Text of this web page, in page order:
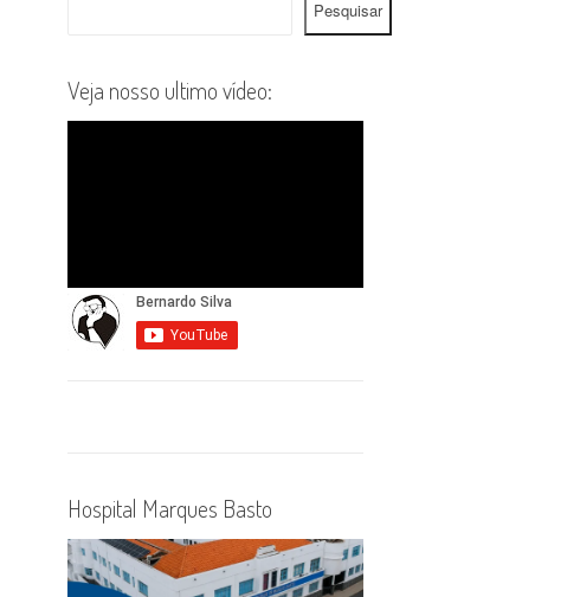
Pesquisar
Veja nosso ultimo vídeo:
Hospital Marques Basto